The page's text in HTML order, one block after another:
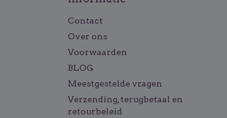
Contact
Over ons
Voorwaarden
BLOG
Meestgestelde vragen
Verzending, terugbetaal en
retourbeleid